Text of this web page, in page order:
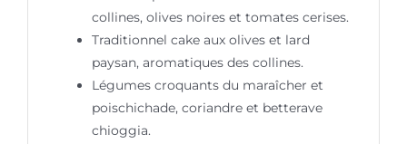
collines, olives noires et tomates cerises.
Traditionnel cake aux olives et lard
paysan, aromatiques des collines.
Légumes croquants du maraîcher et
poischichade, coriandre et betterave
chioggia.